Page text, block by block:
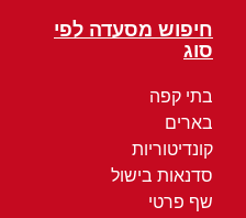
חיפוש מסעדה לפי
סוג
בתי קפה
בארים
קונדיטוריות
סדנאות בישול
שף פרטי